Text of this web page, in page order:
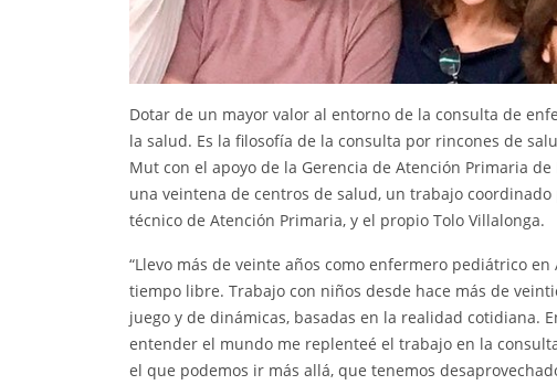
Dotar de un mayor valor al entorno de la consulta de
la salud. Es la filosofía de la consulta por rincones de
Mut con el apoyo de la Gerencia de Atención Primaria
una veintena de centros de salud, un trabajo
técnico de Atención Primaria, y el propio Tolo Villalonga.
“Llevo más de veinte años como enfermero pediátrico
tiempo libre. Trabajo con niños desde hace más de
juego y de dinámicas, basadas en la realidad cotidiana.
entender el mundo me replenteé el trabajo en la
el que podemos ir más allá, que tenemos